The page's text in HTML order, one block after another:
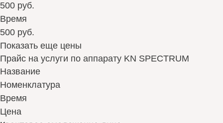
500 руб.
Время
500 руб.
Показать еще цены
Прайс на услуги по аппарату KN SPECTRUM
Название
Номенклатура
Время
Цена